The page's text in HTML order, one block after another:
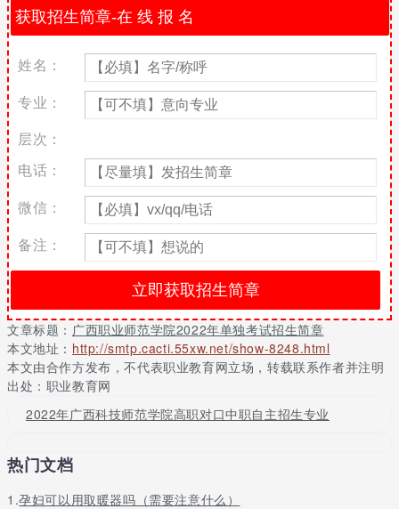
一、联合测试
我校会同区内29所院校，共同组建2021年广西公办高职高专院校招
生联盟，按照“整体策划、统一申报、联合测试、成绩互认”的原
则，开展高职单招联合测试工作，取得联合测试成绩的考生才具备
被我校录取的资格。
二、考生申报
（一）申报条件
已参加广西2021年普通高考报名，且符合《广西壮族自治区招生考
试委员会办公室关于做好我区2021普通高校招生考试报名工作的通
知》（桂招考委办〔2020〕61号）中高职单招报名条件的考生。
（二）申报时间
2021年3月8日9:00—4月9日18:00止。
（三）申报流程
网上申报→网上缴费→网上查阅电子准考证。
（四）申报方法
方法一：登录“广西招生考试院”网站（httpsss://gxeea/），通过球
招”或“高职对口中职”栏目中的“广西2021高职单招/对口中职申报快
速通道”链接，选择“广西公办高职高专院校招生联盟”栏目进入联合
测试网站（httpsss://gxzslm）填写申报信息。
姓名：
专业：
层次：
电话：
微信：
备注：
文章标题： 广西职业师范学院2022年单独考试招生简章
本文地址： http://smtp.cacti.55xw.net/show-8248.html
本文由合作方发布，不代表职业教育网立场，转载联系作者并注明
出处：职业教育网
2022年广西科技师范学院高职对口中职自主招生专业
热门文档
1.孕妇可以用取暖器吗（需要注意什么）